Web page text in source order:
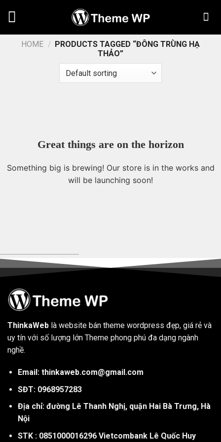
HOME / PRODUCTS TAGGED “ĐÔNG TRÙNG HẠ
THẢO”
Great things are on the horizon
Something big is brewing! Our store is in the works and
will be launching soon!
ThinkaWeb là website bán theme wordpress đẹp, giá rẻ và
uy tín với số lượng lớn Theme phong phú đa dạng ngành
nghề.
Email: thinkaweb.com@gmail.com
SĐT: 0968957283
Địa chỉ: đường Lê Thanh Nghị, quận Hai Bà Trưng, Hà
Nội
STK : 0851000016296 Vietcombank Lê Quốc Huy